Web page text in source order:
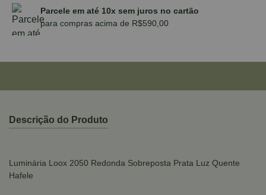
Parcele em até 10x sem juros no cartão
para compras acima de R$590,00
Descrição do Produto
Luminária Loox 2050 Redonda Sobreposta Prata Luz Quente
Hafele